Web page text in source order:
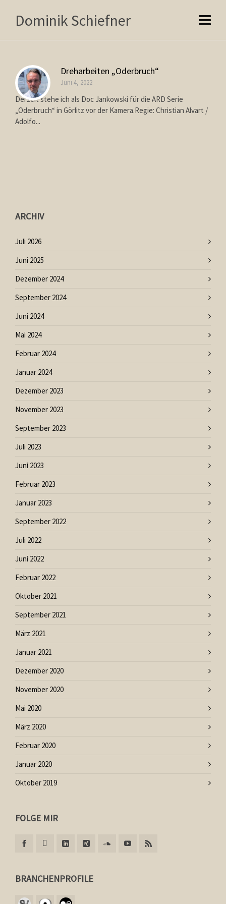
Dominik Schiefner
Dreharbeiten „Oderbruch“
Juni 4, 2022
Derzeit stehe ich als Doc Jankowski für die ARD Serie
„Oderbruch“ in Görlitz vor der Kamera.Regie: Christian Alvart /
Adolfo...
ARCHIV
Juli 2026
Juni 2025
Dezember 2024
September 2024
Juni 2024
Mai 2024
Februar 2024
Januar 2024
Dezember 2023
November 2023
September 2023
Juli 2023
Juni 2023
Februar 2023
Januar 2023
September 2022
Juli 2022
Juni 2022
Februar 2022
Oktober 2021
September 2021
März 2021
Januar 2021
Dezember 2020
November 2020
Mai 2020
März 2020
Februar 2020
Januar 2020
Oktober 2019
FOLGE MIR
BRANCHENPROFILE